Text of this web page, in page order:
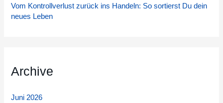
Vom Kontrollverlust zurück ins Handeln: So sortierst Du dein
neues Leben
Archive
Juni 2026